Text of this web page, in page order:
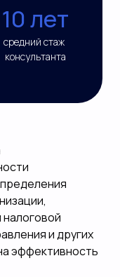
10 лет
средний стаж
консультанта
и других
эффективность